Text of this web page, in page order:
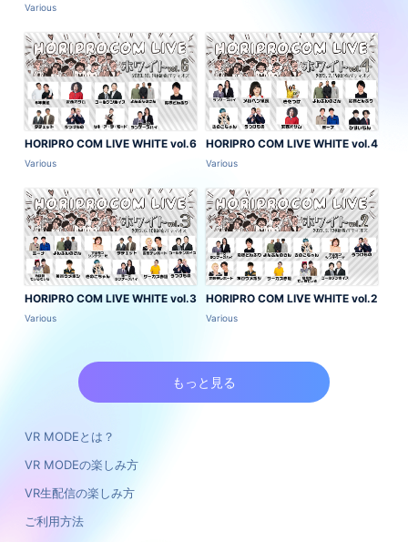
Various
HORIPRO COM LIVE WHITE vol.6
Various
HORIPRO COM LIVE WHITE vol.4
Various
HORIPRO COM LIVE WHITE vol.3
Various
HORIPRO COM LIVE WHITE vol.2
Various
もっと見る
VR MODEとは？
VR MODEの楽しみ方
VR生配信の楽しみ方
ご利用方法